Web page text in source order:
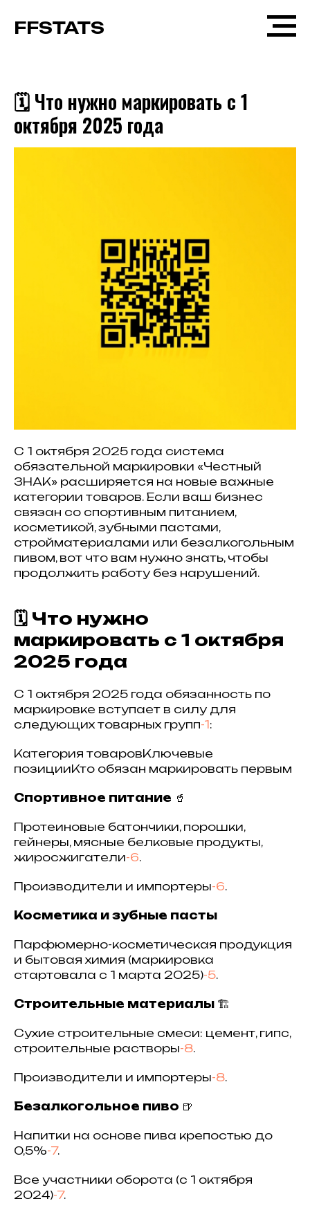
FFSTATS
🗓️ Что нужно маркировать с 1
октября 2025 года
С 1 октября 2025 года система
обязательной маркировки «Честный
ЗНАК» расширяется на новые важные
категории товаров. Если ваш бизнес
связан со спортивным питанием,
косметикой, зубными пастами,
стройматериалами или безалкогольным
пивом, вот что вам нужно знать, чтобы
продолжить работу без нарушений.
🗓️ Что нужно
маркировать с 1 октября
2025 года
С 1 октября 2025 года обязанность по
маркировке вступает в силу для
следующих товарных групп-1:
Категория товаровКлючевые
позицииКто обязан маркировать первым
Спортивное питание 🥤
Протеиновые батончики, порошки,
гейнеры, мясные белковые продукты,
жиросжигатели-6.
Производители и импортеры-6.
Косметика и зубные пасты
Парфюмерно-косметическая продукция
и бытовая химия (маркировка
стартовала с 1 марта 2025)-5.
Строительные материалы 🏗️
Сухие строительные смеси: цемент, гипс,
строительные растворы-8.
Производители и импортеры-8.
Безалкогольное пиво 🍺
Напитки на основе пива крепостью до
0,5%-7.
Все участники оборота (с 1 октября
2024)-7.